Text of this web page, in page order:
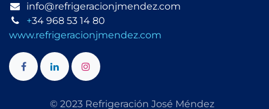
info@refrigeracionjmendez.com
+34 968 53 14 80
www.refrigeracionjmendez.com
© 2023 Refrigeración José Méndez